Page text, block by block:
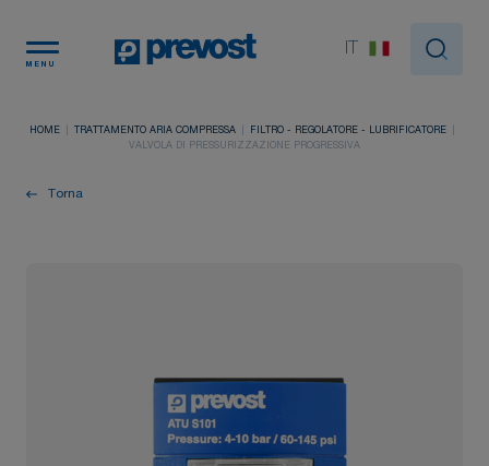
MENU
IT
HOME TRATTAMENTO ARIA COMPRESSA
FILTRO - REGOLATORE - LUBRIFICATORE
VALVOLA DI PRESSURIZZAZIONE PROGRESSIVA
Torna